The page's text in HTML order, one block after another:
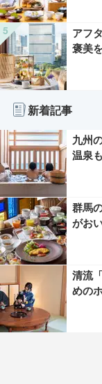
アフ
褒美
新着記事
九州
温泉
群馬
がお
清流
めの